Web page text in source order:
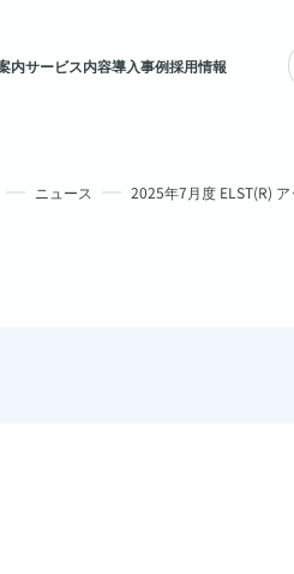
内サービス内容導入事例採用情報
ニュース 2025年7月度 ELST(R)